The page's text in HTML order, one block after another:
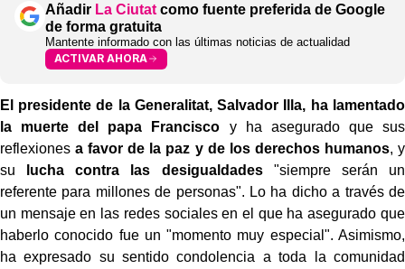
Añadir La Ciutat como fuente preferida de Google
de forma gratuita
Mantente informado con las últimas noticias de actualidad
ACTIVAR AHORA
El presidente de la Generalitat, Salvador Illa, ha lamentado
la muerte del papa Francisco y ha asegurado que sus
reflexionesa favor de la paz y de los derechos humanos, y
su
lucha contra las desigualdades"siempre serán un
referente para millones de personas". Lo ha dicho a través de
un mensaje en las redes sociales en el que ha asegurado que
haberlo conocido fue un "momento muy especial". Asimismo,
ha expresado su sentido condolencia a toda la comunidad